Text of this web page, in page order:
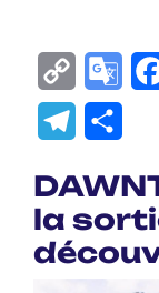
Copy
Link
la